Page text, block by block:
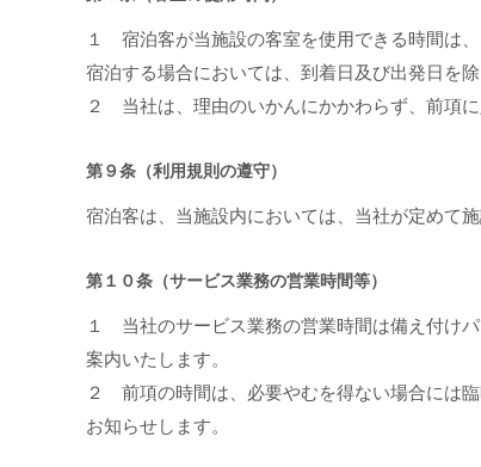
１ 宿泊客が当施設の客室を使用できる時間は
宿泊する場合においては、到着日及び出発日を
２ 当社は、理由のいかんにかかわらず、前項
第９条（利用規則の遵守）
宿泊客は、当施設内においては、当社が定めて
第１０条（サービス業務の営業時間等）
１ 当社のサービス業務の営業時間は備え付け
案内いたします。
２ 前項の時間は、必要やむを得ない場合には
お知らせします。